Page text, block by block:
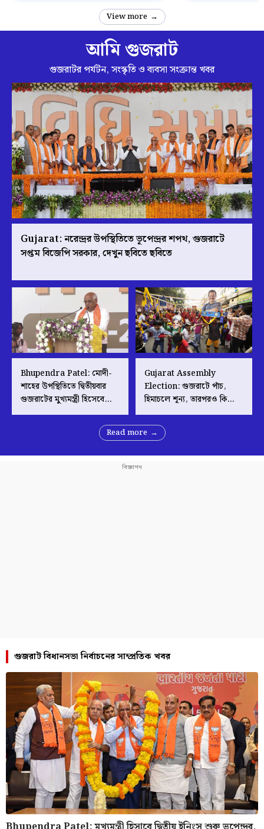
View more
আমি গুজরাট
গুজরাটর পর্যটন, সংস্কৃতি ও ব্যবসা সংক্রান্ত খবর
Gujarat: নরেন্দ্রর উপস্থিতিতে ভূপেন্দ্রর শপথ, গুজরাটে
সপ্তম বিজেপি সরকার, দেখুন ছবিতে ছবিতে
Bhupendra Patel: মোদী-
শাহের উপস্থিতিতে দ্বিতীয়বার
গুজরাটের মুখ্যমন্ত্রী হিসেবে
শপথ নিলেন ভূপেন্দ্র প্যাটেল
Gujarat Assembly
Election: গুজরাটে পাঁচ,
হিমাচলে শূন্য, তারপরও কি
বিরোধী রাজনীতির পরিসরে
এগিয়ে আপ?
Read more
গুজরাট বিধানসভা নির্বাচনের সাম্প্রতিক খবর